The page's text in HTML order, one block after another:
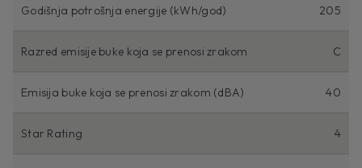
Godišnja potrošnja energije (kWh/god) 205
Razred emisije buke koja se prenosi zrakom C
Emisija buke koja se prenosi zrakom (dBA) 40
Star Rating 4